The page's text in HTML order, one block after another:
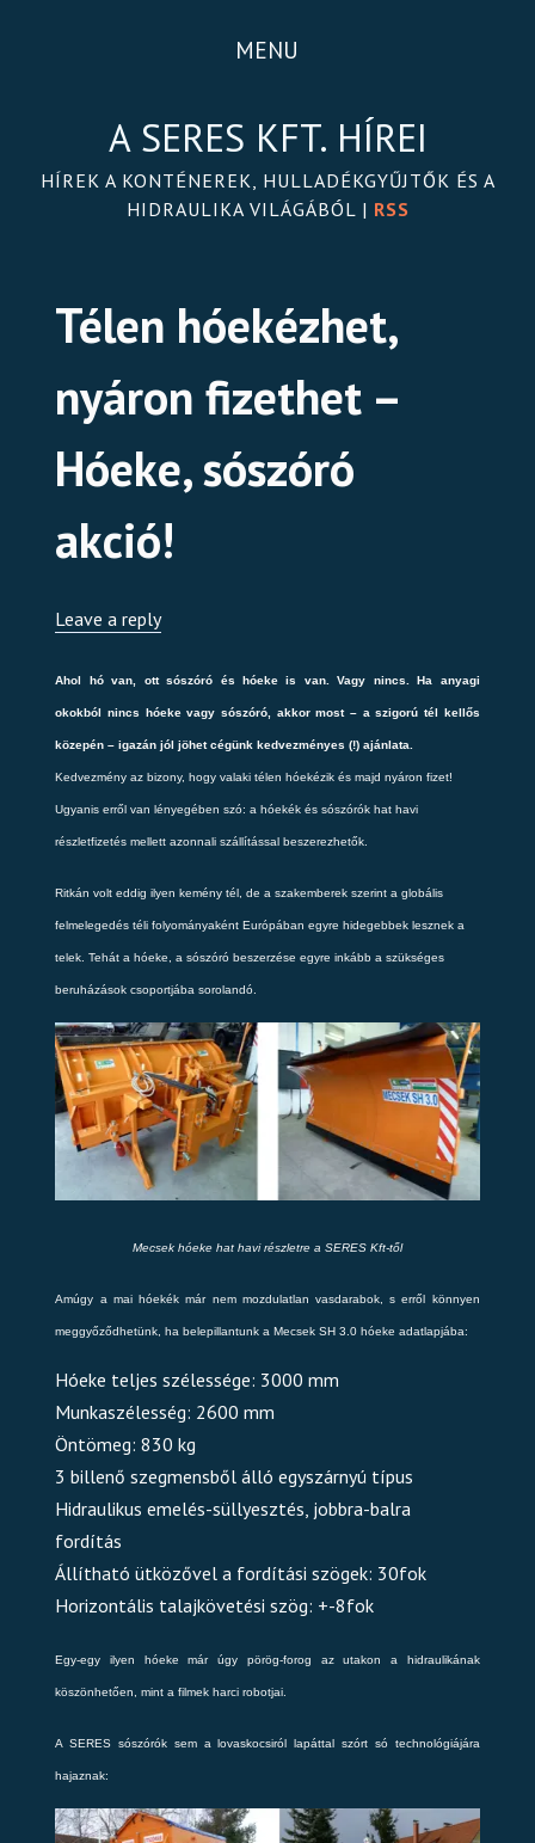
MENU
A SERES KFT. HÍREI
HÍREK A KONTÉNEREK, HULLADÉKGYŰJTŐK ÉS A
HIDRAULIKA VILÁGÁBÓL | RSS
Télen hóekézhet,
nyáron fizethet –
Hóeke, sószóró
akció!
Leave a reply
Ahol hó van, ott sószóró és hóeke is van. Vagy nincs. Ha anyagi
okokból nincs hóeke vagy sószóró, akkor most – a szigorú tél kellős
közepén – igazán jól jöhet cégünk kedvezményes (!) ajánlata.
Kedvezmény az bizony, hogy valaki télen hóekézik és majd nyáron fizet!
Ugyanis erről van lényegében szó: a hóekék és sószórók hat havi
részletfizetés mellett azonnali szállítással beszerezhetők.
Ritkán volt eddig ilyen kemény tél, de a szakemberek szerint a globális
felmelegedés téli folyományaként Európában egyre hidegebbek lesznek a
telek. Tehát a hóeke, a sószóró beszerzése egyre inkább a szükséges
beruházások csoportjába sorolandó.
Mecsek hóeke hat havi részletre a SERES Kft-től
Amúgy a mai hóekék már nem mozdulatlan vasdarabok, s erről könnyen
meggyőződhetünk, ha belepillantunk a Mecsek SH 3.0 hóeke adatlapjába:
Hóeke teljes szélessége: 3000 mm
Munkaszélesség: 2600 mm
Öntömeg: 830 kg
3 billenő szegmensből álló egyszárnyú típus
Hidraulikus emelés-süllyesztés, jobbra-balra
fordítás
Állítható ütközővel a fordítási szögek: 30fok
Horizontális talajkövetési szög: +-8fok
Egy-egy ilyen hóeke már úgy pörög-forog az utakon a hidraulikának
köszönhetően, mint a filmek harci robotjai.
A SERES sószórók sem a lovaskocsiról lapáttal szórt só technológiájára
hajaznak: